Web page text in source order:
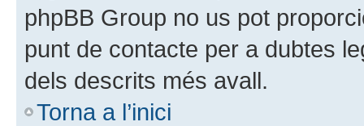
phpBB Group no us pot
punt de contacte per a dubtes
dels descrits més avall.
Torna a l’inici